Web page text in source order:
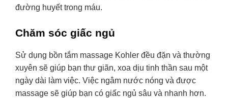
đường huyết trong máu.
Chăm sóc giấc ngủ
Sử dụng bồn tắm massage Kohler đều đặn và thường
xuyên sẽ giúp bạn thư giãn, xoa dịu tinh thần sau một
ngày dài làm việc. Việc ngâm nước nóng và được
massage sẽ giúp bạn có giấc ngủ sâu và nhanh hơn.